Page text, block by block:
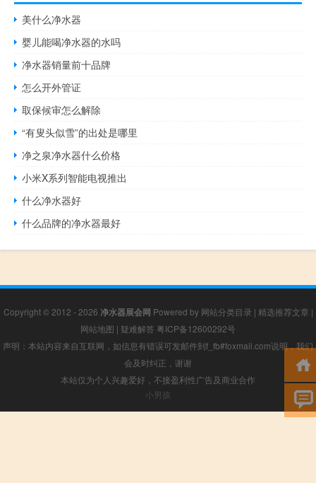
美什么净水器
婴儿能喝净水器的水吗
净水器销量前十品牌
怎么开外管证
取保候审怎么解除
“有叟头似雪”的出处是哪里
净之泉净水器什么价格
小米X系列智能电视推出
什么净水器好
什么品牌的净水器最好
Copyright © 2012 - 2026 净水器展会网 Powered by 网站分类目录 | 精选推荐文章 |
网站地图 | 疑难解答 粤ICP备12600292号
声明：本站内容来自互联网，如信息有错误可发邮件到f_fb#foxmail.com说明，我们
会及时纠正，谢谢
本站仅为个人兴趣爱好，不接盈利性广告及商业合作
小男孩